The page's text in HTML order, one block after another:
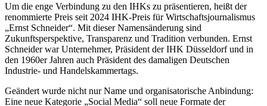
Um die enge Verbindung zu den IHKs zu präsentieren, heißt der
renommierte Preis seit 2024 IHK-Preis für Wirtschaftsjournalismus
„Ernst Schneider“. Mit dieser Namensänderung sind
Zukunftsperspektive, Transparenz und Tradition verbunden. Ernst
Schneider war Unternehmer, Präsident der IHK Düsseldorf und in
den 1960er Jahren auch Präsident des damaligen Deutschen
Industrie- und Handelskammertags.
Geändert wurde nicht nur Name und organisatorische Anbindung:
Eine neue Kategorie „Social Media“ soll neue Formate der